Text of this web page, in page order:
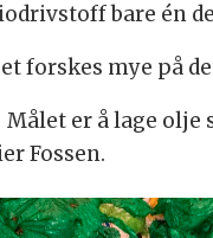
bare én
forskes mye på
Målet er å lage olje
Fossen.